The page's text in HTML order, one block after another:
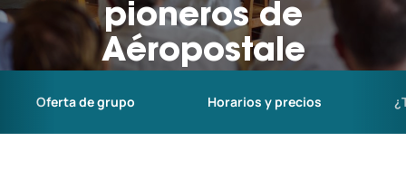
Profesionalespioneros de
Aéropostale
Oferta de grupo Horarios y precios